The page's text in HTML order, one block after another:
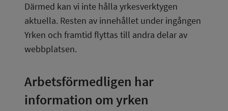
Därmed kan vi inte hålla yrkesverktygen
aktuella. Resten av innehållet under ingången
Yrken och framtid flyttas till andra delar av
webbplatsen.
Arbetsförmedligen har
information om yrken